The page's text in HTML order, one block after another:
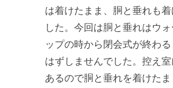
は着けたまま、胴と垂れも
した。今回は胴と垂れはウ
ップの時から閉会式が終わ
はずしませんでした。控え
あるので胴と垂れを着けた